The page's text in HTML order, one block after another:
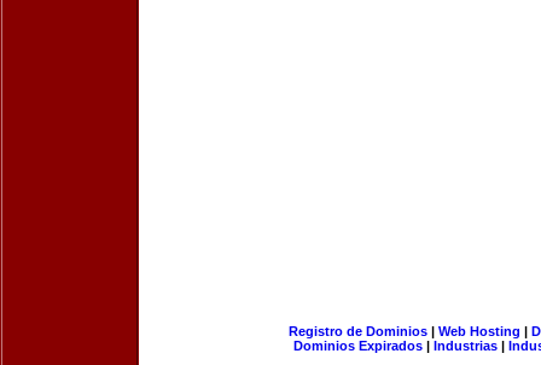
Registro de Dominios| Web Hosting |
Dominios Expirados | Industrias |